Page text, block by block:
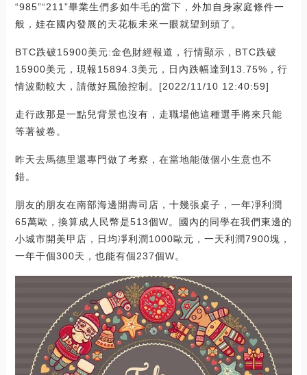
“985”“211”畢業生們多如牛毛的當下，外加自身家庭條件一
般，娃在國內發展的天花板未來一眼就望到頭了。
BTC跌破15900美元:金色財經報道，行情顯示，BTC跌破
15900美元，現報15894.3美元，日內跌幅達到13.75%，行
情波動較大，請做好風險控制。[2022/11/10 12:40:59]
走行政那是一點兒背景也沒有，走職場他這種選手將來只能
等著被卷。
昨天去馬德里還專門做了考察，在當地能做個小生意也不
錯。
朋友的朋友在南部海邊開壽司店，十幾張桌子，一年凈利潤
65萬歐，換算成人民幣是513個W。國內的同學在我們東邊的
小城市開美甲店，日均凈利潤1000歐元，一天利潤7900塊，
一年干個300天，也能有個237個W。